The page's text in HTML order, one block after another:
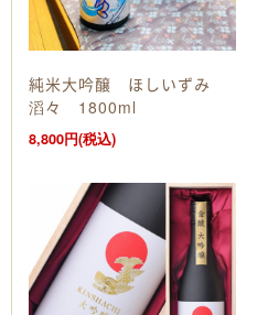
純米大吟醸 ほしいずみ
滔々 1800ml
8,800円(税込)